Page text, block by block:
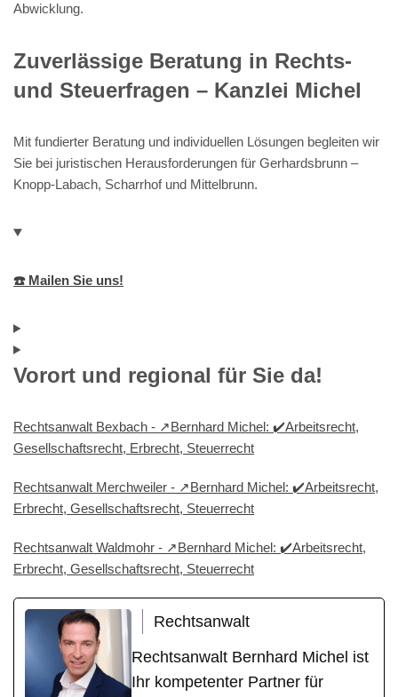
Abwicklung.
Zuverlässige Beratung in Rechts-
und Steuerfragen – Kanzlei Michel
Mit fundierter Beratung und individuellen Lösungen begleiten wir
Sie bei juristischen Herausforderungen für Gerhardsbrunn –
Knopp-Labach, Scharrhof und Mittelbrunn.
☎️ Mailen Sie uns!
Vorort und regional für Sie da!
Rechtsanwalt Bexbach - ↗️Bernhard Michel: ✔️Arbeitsrecht,
Gesellschaftsrecht, Erbrecht, Steuerrecht
Rechtsanwalt Merchweiler - ↗️Bernhard Michel: ✔️Arbeitsrecht,
Erbrecht, Gesellschaftsrecht, Steuerrecht
Rechtsanwalt Waldmohr - ↗️Bernhard Michel: ✔️Arbeitsrecht,
Erbrecht, Gesellschaftsrecht, Steuerrecht
Rechtsanwalt
Rechtsanwalt Bernhard Michel ist
Ihr kompetenter Partner für